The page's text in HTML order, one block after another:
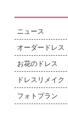
ニュース
オーダードレス
お花のドレス
ドレスリメイク
フォトプラン